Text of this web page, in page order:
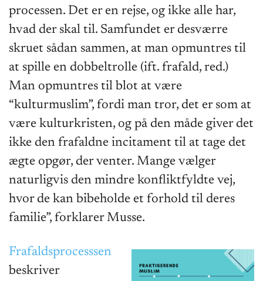
processen. Det er en rejse, og ikke alle har,
hvad der skal til. Samfundet er desværre
skruet sådan sammen, at man opmuntres til
at spille en dobbeltrolle (ift. frafald, red.)
Man opmuntres til blot at være
“kulturmuslim”, fordi man tror, det er som at
være kulturkristen, og på den måde giver det
ikke den frafaldne incitament til at tage det
ægte opgør, der venter. Mange vælger
naturligvis den mindre konfliktfyldte vej,
hvor de kan bibeholde et forhold til deres
familie”, forklarer Musse.
Frafaldsprocesssen
beskriver